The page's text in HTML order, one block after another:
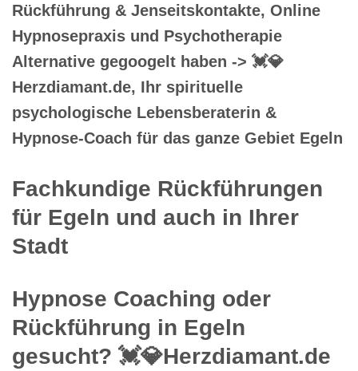
Rückführung & Jenseitskontakte, Online
Hypnosepraxis und Psychotherapie
Alternative gegoogelt haben -> 💓️💎
Herzdiamant.de, Ihr spirituelle
psychologische Lebensberaterin &
Hypnose-Coach für das ganze Gebiet Egeln
Fachkundige Rückführungen
für Egeln und auch in Ihrer
Stadt
Hypnose Coaching oder
Rückführung in Egeln
gesucht? 💓️💎Herzdiamant.de